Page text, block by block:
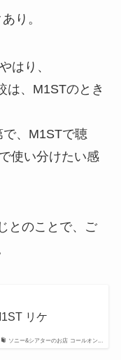
り。
はり、
は、M1STのとき
、M1STで聴
使い分けたい感
とのことで、ご
ソニー&シアターのお店 コールオン...
リケ